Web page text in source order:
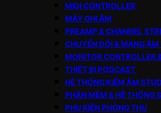
MIDI CONTROLLER
MÁY GHI ÂM
PREAMP & CHANNEL
CHUYỂN ĐỔI & MẠNG ÂM
MONITOR CONTROLLER
THIẾT BỊ PODCAST
HỆ THỐNG KIỂM ÂM
PHẦN MỀM & HỆ THỐNG
PHỤ KIỆN PHÒNG THU